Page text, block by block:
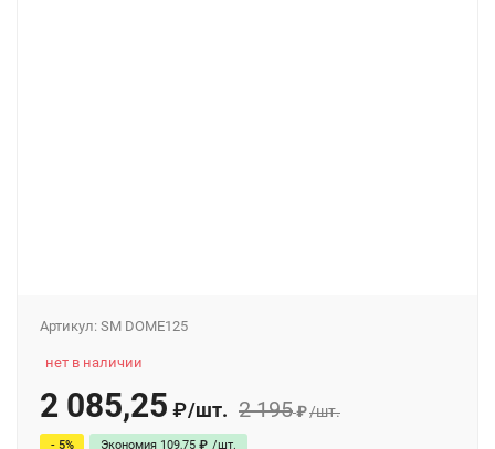
Артикул: SM DOME125
нет в наличии
2 085,25 ₽/шт. 2 195₽/шт.
- 5% Экономия 109,75 ₽ /шт.